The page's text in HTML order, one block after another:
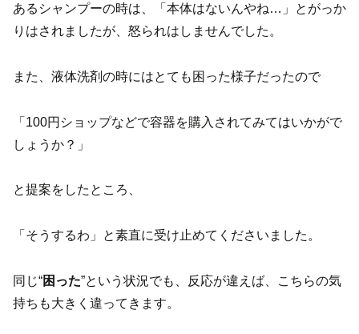
あるシャンプーの時は、「本体はないんやね…」とがっか
りはされましたが、怒られはしませんでした。
また、液体洗剤の時にはとても困った様子だったので
「100円ショップなどで容器を購入されてみてはいかがで
しょうか？」
と提案をしたところ、
「そうするわ」と素直に受け止めてくださいました。
同じ“困った”という状況でも、反応が違えば、こちらの気
持ちも大きく違ってきます。